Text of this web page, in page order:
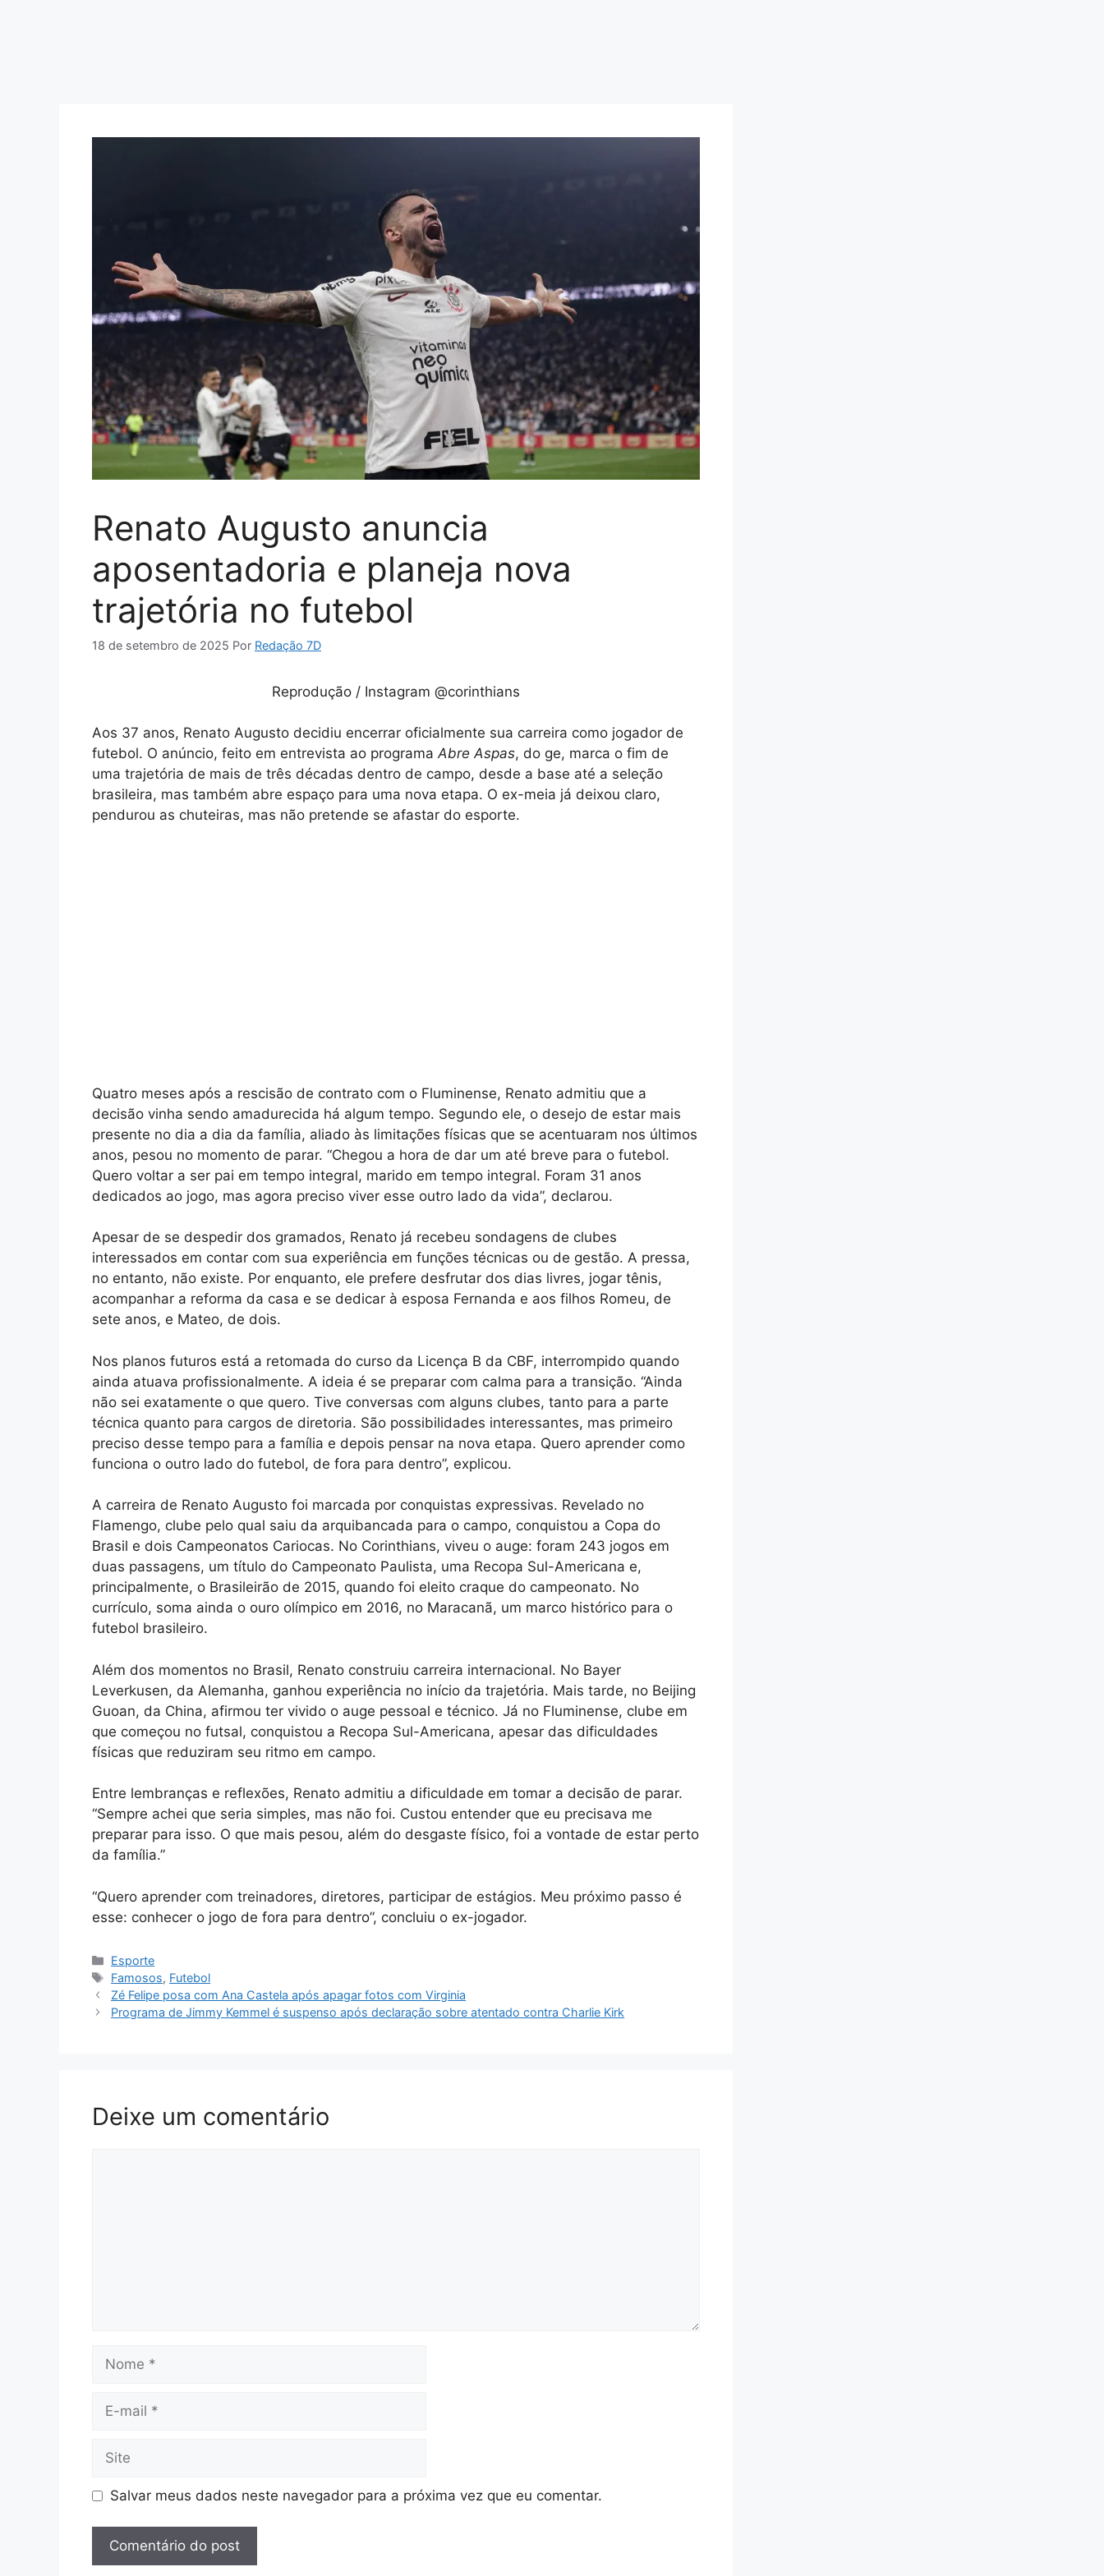
Renato Augusto anuncia
aposentadoria e planeja nova
trajetória no futebol
18 de setembro de 2025 Por Redação 7D
Reprodução / Instagram @corinthians
Aos 37 anos, Renato Augusto decidiu encerrar oficialmente sua carreira como jogador de
futebol. O anúncio, feito em entrevista ao programaAbre Aspas, do ge, marca o fim de
uma trajetória de mais de três décadas dentro de campo, desde a base até a seleção
brasileira, mas também abre espaço para uma nova etapa. O ex-meia já deixou claro,
pendurou as chuteiras, mas não pretende se afastar do esporte.
Quatro meses após a rescisão de contrato com o Fluminense, Renato admitiu que a
decisão vinha sendo amadurecida há algum tempo. Segundo ele, o desejo de estar mais
presente no dia a dia da família, aliado às limitações físicas que se acentuaram nos últimos
anos, pesou no momento de parar. “Chegou a hora de dar um até breve para o futebol.
Quero voltar a ser pai em tempo integral, marido em tempo integral. Foram 31 anos
dedicados ao jogo, mas agora preciso viver esse outro lado da vida”, declarou.
Apesar de se despedir dos gramados, Renato já recebeu sondagens de clubes
interessados em contar com sua experiência em funções técnicas ou de gestão. A pressa,
no entanto, não existe. Por enquanto, ele prefere desfrutar dos dias livres, jogar tênis,
acompanhar a reforma da casa e se dedicar à esposa Fernanda e aos filhos Romeu, de
sete anos, e Mateo, de dois.
Nos planos futuros está a retomada do curso da Licença B da CBF, interrompido quando
ainda atuava profissionalmente. A ideia é se preparar com calma para a transição. “Ainda
não sei exatamente o que quero. Tive conversas com alguns clubes, tanto para a parte
técnica quanto para cargos de diretoria. São possibilidades interessantes, mas primeiro
preciso desse tempo para a família e depois pensar na nova etapa. Quero aprender como
funciona o outro lado do futebol, de fora para dentro”, explicou.
A carreira de Renato Augusto foi marcada por conquistas expressivas. Revelado no
Flamengo, clube pelo qual saiu da arquibancada para o campo, conquistou a Copa do
Brasil e dois Campeonatos Cariocas. No Corinthians, viveu o auge: foram 243 jogos em
duas passagens, um título do Campeonato Paulista, uma Recopa Sul-Americana e,
principalmente, o Brasileirão de 2015, quando foi eleito craque do campeonato. No
currículo, soma ainda o ouro olímpico em 2016, no Maracanã, um marco histórico para o
futebol brasileiro.
Além dos momentos no Brasil, Renato construiu carreira internacional. No Bayer
Leverkusen, da Alemanha, ganhou experiência no início da trajetória. Mais tarde, no Beijing
Guoan, da China, afirmou ter vivido o auge pessoal e técnico. Já no Fluminense, clube em
que começou no futsal, conquistou a Recopa Sul-Americana, apesar das dificuldades
físicas que reduziram seu ritmo em campo.
Entre lembranças e reflexões, Renato admitiu a dificuldade em tomar a decisão de parar.
“Sempre achei que seria simples, mas não foi. Custou entender que eu precisava me
preparar para isso. O que mais pesou, além do desgaste físico, foi a vontade de estar perto
da família.”
“Quero aprender com treinadores, diretores, participar de estágios. Meu próximo passo é
esse: conhecer o jogo de fora para dentro”, concluiu o ex-jogador.
Categorias
Esporte
Tags
Famosos, Futebol
Zé Felipe posa com Ana Castela após apagar fotos com Virginia
Programa de Jimmy Kemmel é suspenso após declaração sobre atentado contra Charlie Kirk
Deixe um comentário
mail
Salvar meus dados neste navegador para a próxima vez que eu comentar.